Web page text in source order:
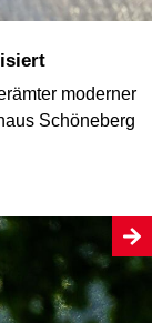
moderner
Schöneberg